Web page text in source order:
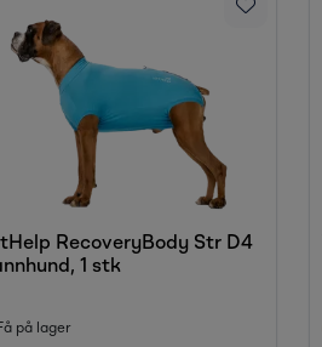
RecoveryBody Str D4
1 stk
på lager